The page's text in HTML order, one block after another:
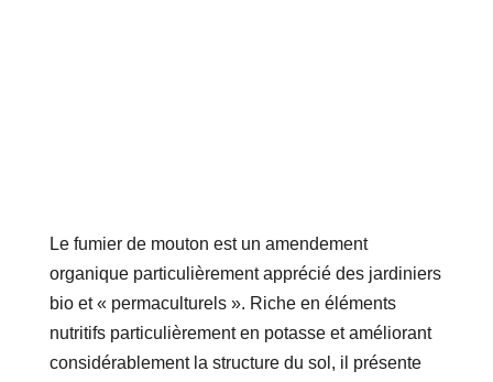
Le fumier de mouton est un amendement
organique particulièrement apprécié des jardiniers
bio et « permaculturels ». Riche en éléments
nutritifs particulièrement en potasse et améliorant
considérablement la structure du sol, il présente